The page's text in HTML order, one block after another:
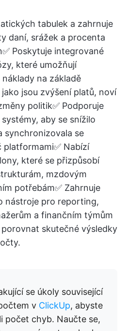
tabulek a zahrnuje
daní, srážek a procenta
Poskytuje integrované
které umožňují
na základě
jsou zvýšení platů, noví
politik✅ Podporuje
aby se snížilo
synchronizovala se
Nabízí
které se přizpůsobí
mzdovým
potřebám✅ Zahrnuje
nástroje pro reporting,
a finančním týmům
skutečné výsledky
se úkoly související
v ClickUp, abyste
počet chyb. Naučte se,